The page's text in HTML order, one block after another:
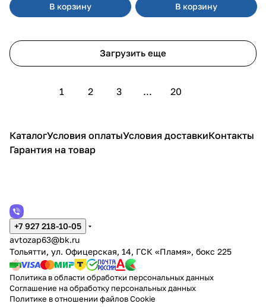
В корзину В корзину
Загрузить еще
1 2 3 ... 20
КаталогУсловия оплатыУсловия доставкиКонтакты
Гарантия на товар
+7 927 218-10-05
avtozap63@bk.ru
Тольятти, ул. Офицерская, 14, ГСК «Пламя», бокс 225
Политика в области обработки персональных данных
Соглашение на обработку персональных данных
Политике в отношении файлов Cookie